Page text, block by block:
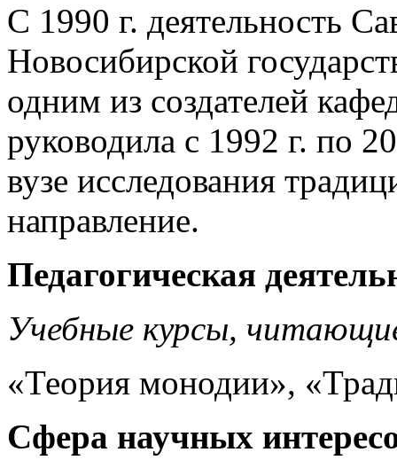
С 1990 г. деятельность
Новосибирской
одним из создателей
руководила с 1992 г. по
вузе исследования
направление.
Педагогическая
Учебные курсы,
«Теория монодии»,
Сфера научных